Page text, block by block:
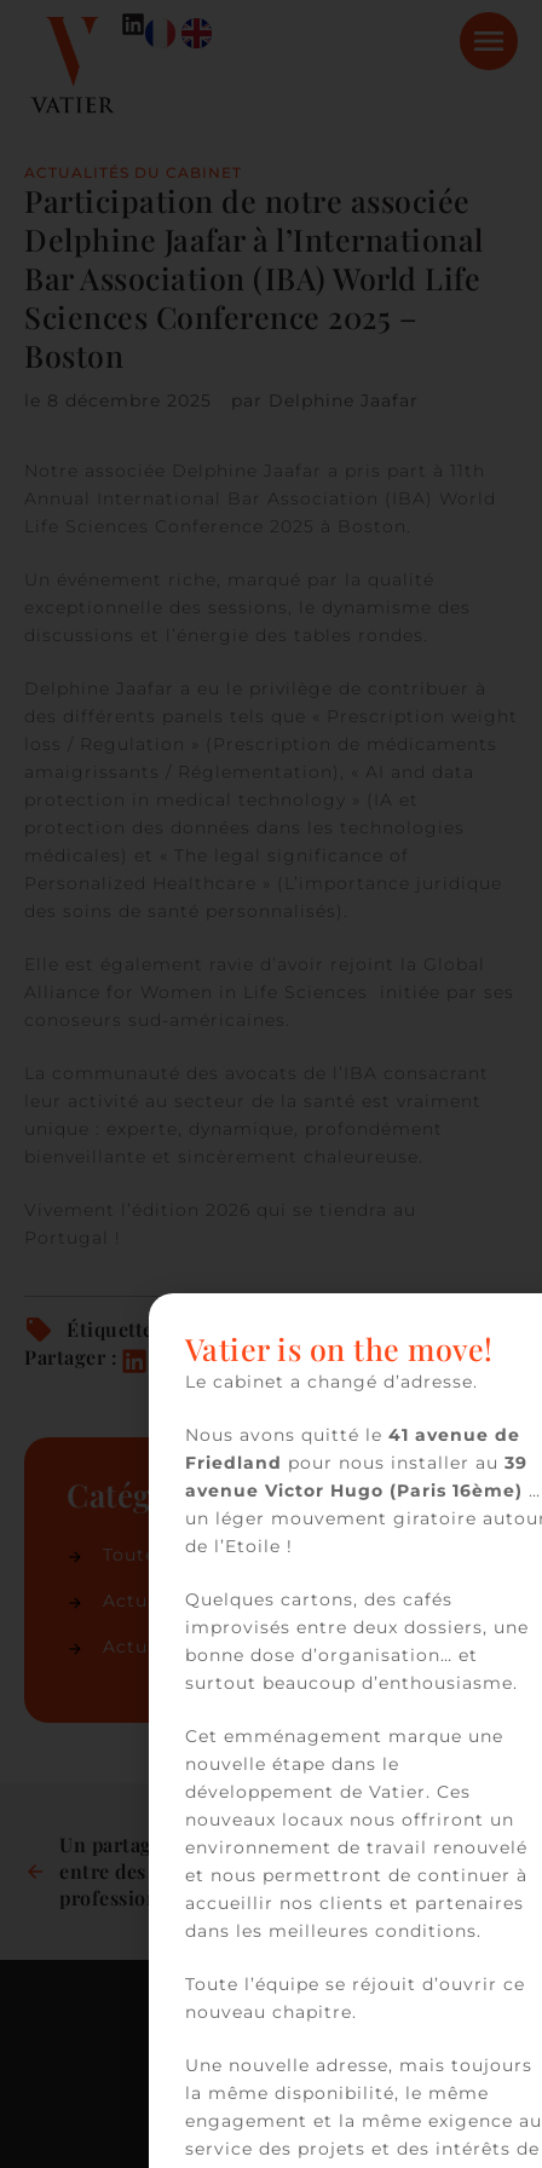
ACTUALITÉS DU CABINET
Participation de notre associée
Delphine Jaafar à l’International
Bar Association (IBA) World Life
Sciences Conference 2025 –
Boston
le 8 décembre 2025 par Delphine Jaafar
Notre associée Delphine Jaafar a pris part à 11th
Annual International Bar Association (IBA) World
Life Sciences Conference 2025 à Boston.
Un événement riche, marqué par la qualité
exceptionnelle des sessions, le dynamisme des
discussions et l’énergie des tables rondes.
Delphine Jaafar a eu le privilège de contribuer à
des différents panels tels que « Prescription weight
loss / Regulation » (Prescription de médicaments
amaigrissants / Réglementation), « AI and data
protection in medical technology » (IA et
protection des données dans les technologies
médicales) et « The legal significance of
Personalized Healthcare » (L’importance juridique
des soins de santé personnalisés).
Elle est également ravie d’avoir rejoint la Global
Alliance for Women in Life Sciences initiée par ses
conoseurs sud-américaines.
La communauté des avocats de l’IBA consacrant
leur activité au secteur de la santé est vraiment
unique : experte, dynamique, profondément
bienveillante et sincèrement chaleureuse.
Vivement l’édition 2026 qui se tiendra au
Portugal !
Étiquettes :
Partager :
Catégories
Toutes les actualités
Actualités du cabinet(50)
Actualités juridiques (36)
Un partage de locaux
entre des
professionnels de
Delphine Jaafar
rejoint le Conseil
d’administration de
French Healthcare
39
Vatier is on the move!
Le cabinet a changé d’adresse.
Nous avons quitté le 41 avenue de
Friedland pour nous installer au 39
avenue Victor Hugo (Paris 16ème) …
un léger mouvement giratoire
de l’Etoile !
Quelques cartons, des cafés
improvisés entre deux dossiers, une
bonne dose d’organisation… et
surtout beaucoup d’enthousiasme.
Cet emménagement marque une
nouvelle étape dans le
développement de Vatier. Ces
nouveaux locaux nous offriront un
environnement de travail renouvelé
et nous permettront de continuer à
accueillir nos clients et partenaires
dans les meilleures conditions.
Toute l’équipe se réjouit d’ouvrir ce
nouveau chapitre.
Une nouvelle adresse, mais toujours
la même disponibilité, le même
engagement et la même exigence au
service des projets et des intérêts de